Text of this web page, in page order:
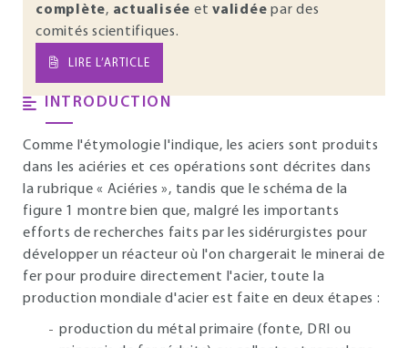
complète, actualisée et validée par des
comités scientifiques.
LIRE L’ARTICLE
INTRODUCTION
Comme l'étymologie l'indique, les aciers sont produits
dans les aciéries et ces opérations sont décrites dans
la rubrique « Aciéries », tandis que le schéma de la
figure 1 montre bien que, malgré les importants
efforts de recherches faits par les sidérurgistes pour
développer un réacteur où l'on chargerait le minerai de
fer pour produire directement l'acier, toute la
production mondiale d'acier est faite en deux étapes :
production du métal primaire (fonte, DRI ou